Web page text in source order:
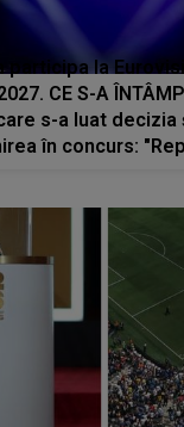
participa la
CE S-A
s-a luat decizia
în concurs: